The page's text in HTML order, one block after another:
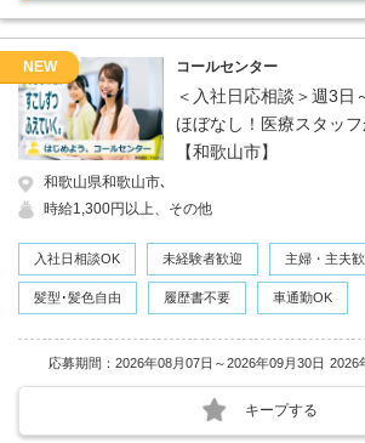
NEW コールセンター
＜入社日応相談＞週3日
ほぼなし！医療スタッ
【和歌山市】
和歌山県和歌山市､
時給1,300円以上、その他
入社日相談OK 未経験者歓迎 主婦・主夫
髪型･髪色自由 履歴書不要 車通勤OK
応募期間：2026年08月07日～2026年09月30日 2026
キープする